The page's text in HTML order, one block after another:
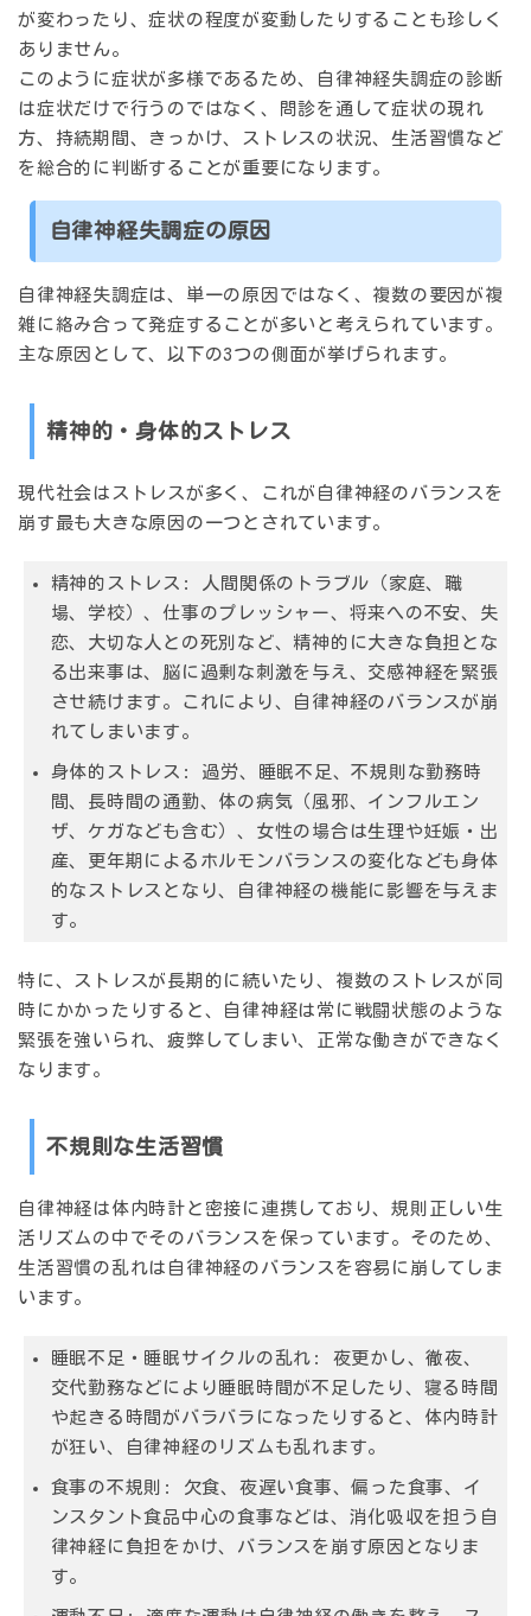
が変わったり、症状の程度が変動したりすることも珍しく
ありません。
このように症状が多様であるため、自律神経失調症の診断
は症状だけで行うのではなく、問診を通して症状の現れ
方、持続期間、きっかけ、ストレスの状況、生活習慣 など
を総合的に判断することが重要になります。
自律神経失調症の原因
自律神経失調症は、単一の原因ではなく、複数の要因が複
雑に絡み合って発症することが多いと考えられています。
主な原因として、以下の3つの側面が挙げられます。
精神的・身体的ストレス
現代社会はストレスが多く、これが自律神経のバランスを
崩す最も大きな原因の一つとされています。
精神的ストレス: 人間関係のトラブル（家庭、職
場、学校）、仕事のプレッシャー、将来への不安、失
恋、大切な人との死別など、精神的に大きな負担とな
る出来事は、脳に過剰な刺激を与え、交感神経を緊張
させ続けます。これにより、自律神経のバランスが崩
れてしまいます。
身体的ストレス: 過労、睡眠不足、不規則な勤務時
間、長時間の通勤、体の病気（風邪、インフルエン
ザ、ケガなども含む）、女性の場合は生理や妊娠・出
産、更年期によるホルモンバランスの変化なども身体
的なストレスとなり、自律神経の機能に影響を与えま
す。
特に、
ストレスが長期的に続いたり、複数のストレスが同
時にかかったりする と、自律神経は常に戦闘状態のような
緊張を強いられ、疲弊してしまい、正常な働きができなく
なります。
不規則な生活習慣
自律神経は体内時計と密接に連携しており、規則正しい生
活リズムの中でそのバランスを保っています。そのため、
生活習慣の乱れは自律神経のバランスを容易に崩してしま
います。
睡眠不足・睡眠サイクルの乱れ: 夜更かし、徹夜、
交代勤務などにより睡眠時間が不足したり、寝る時間
や起きる時間がバラバラになったりすると、体内時計
が狂い、自律神経のリズムも乱れます。
食事の不規則: 欠食、夜遅い食事、偏った食事、イ
ンスタント食品中心の食事などは、消化吸収を担う自
律神経に負担をかけ、バランスを崩す原因となりま
す。